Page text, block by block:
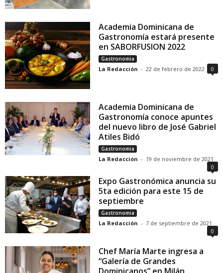
Academia Dominicana de
Gastronomía estará presente
en SABORFUSION 2022
Gastronomia
La Redacción - 22 de febrero de 2022 0
Academia Dominicana de
Gastronomía conoce apuntes
del nuevo libro de José Gabriel
Atiles Bidó
Gastronomia
La Redacción - 19 de noviembre de 2021
0
Expo Gastronómica anuncia su
5ta edición para este 15 de
septiembre
Gastronomia
La Redacción - 7 de septiembre de 2021
0
Chef María Marte ingresa a
“Galería de Grandes
Dominicanos” en Milán